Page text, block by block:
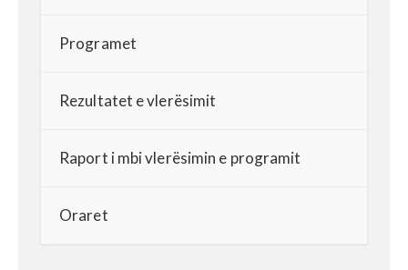
Programet
Rezultatet e vlerësimit
Raport i mbi vlerësimin e programit
Oraret